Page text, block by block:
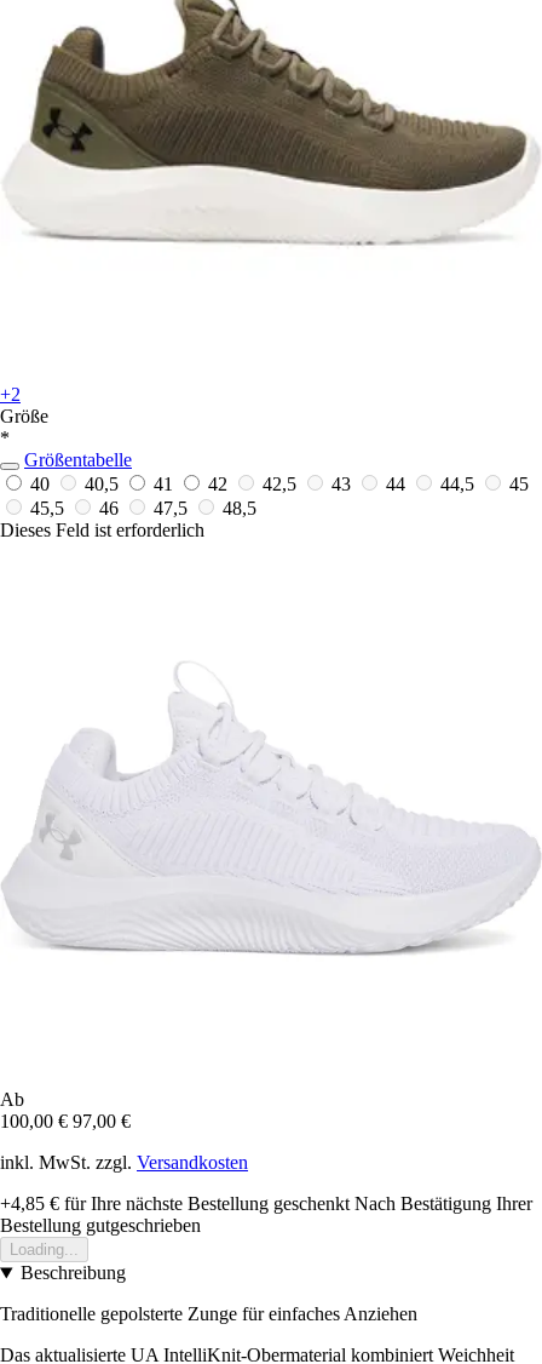
+2
Größe
*
Größentabelle
40
40,5 41 42 42,5 43 44 44,5
45
45,5
46 47,5
48,5
Dieses Feld ist erforderlich
Ab
100,00 € 97,00 €
inkl. MwSt. zzgl. Versandkosten
+4,85 € für Ihre nächste Bestellung geschenkt Nach Bestätigung Ihrer
Bestellung gutgeschrieben
Loading...
Beschreibung
Traditionelle gepolsterte Zunge für einfaches Anziehen
Das aktualisierte UA IntelliKnit-Obermaterial kombiniert Weichheit